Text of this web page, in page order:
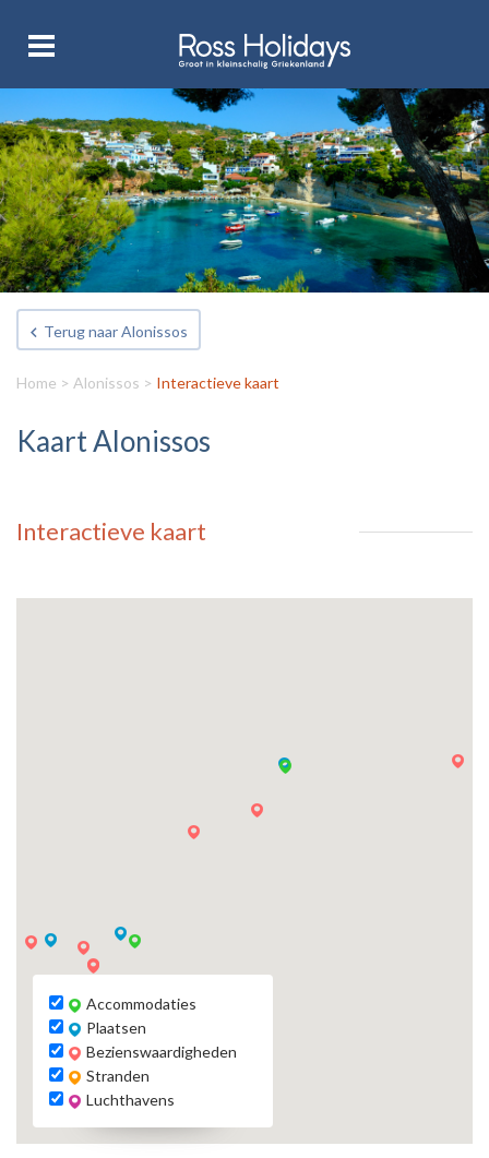
Terug naar Alonissos
Home > Alonissos > Interactieve kaart
Kaart Alonissos
Interactieve kaart
Accommodaties
Plaatsen
Bezienswaardigheden
Stranden
Luchthavens